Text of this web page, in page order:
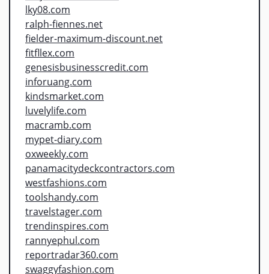
lky08.com
ralph-fiennes.net
fielder-maximum-discount.net
fitfllex.com
genesisbusinesscredit.com
inforuang.com
kindsmarket.com
luvelylife.com
macramb.com
mypet-diary.com
oxweekly.com
panamacitydeckcontractors.com
westfashions.com
toolshandy.com
travelstager.com
trendinspires.com
rannyephul.com
reportradar360.com
swaggyfashion.com